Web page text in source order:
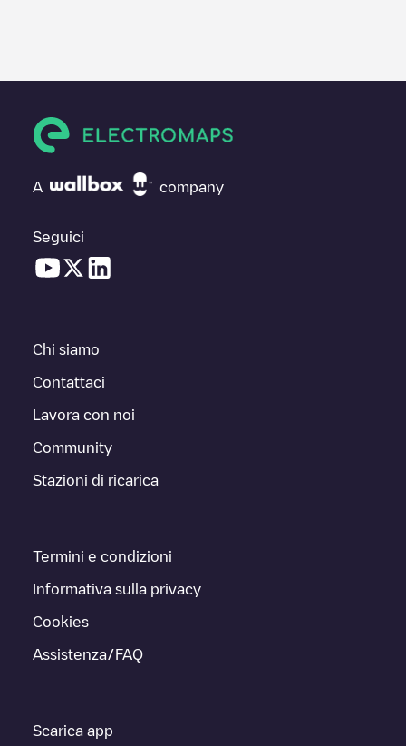
A company
Seguici
Chi siamo
Contattaci
Lavora con noi
Community
Stazioni di ricarica
Termini e condizioni
Informativa sulla privacy
Cookies
Assistenza/FAQ
Scarica app